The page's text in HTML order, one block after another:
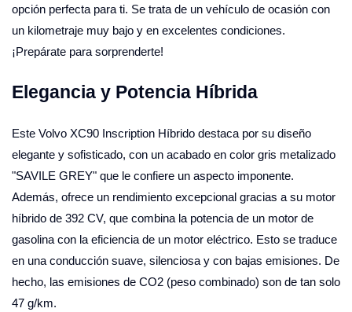
opción perfecta para ti. Se trata de un vehículo de ocasión con
un kilometraje muy bajo y en excelentes condiciones.
¡Prepárate para sorprenderte!
Elegancia y Potencia Híbrida
Este Volvo XC90 Inscription Híbrido destaca por su diseño
elegante y sofisticado, con un acabado en color gris metalizado
"SAVILE GREY" que le confiere un aspecto imponente.
Además, ofrece un rendimiento excepcional gracias a su motor
híbrido de 392 CV, que combina la potencia de un motor de
gasolina con la eficiencia de un motor eléctrico. Esto se traduce
en una conducción suave, silenciosa y con bajas emisiones. De
hecho, las emisiones de CO2 (peso combinado) son de tan solo
47 g/km.